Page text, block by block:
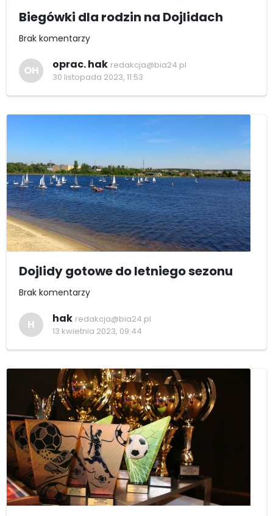
Biegówki dla rodzin na Dojlidach
Brak komentarzy
OH oprac. hak redakcja@bia24.pl
30 listopada 2023, 11:53
Dojlidy gotowe do letniego sezonu
Brak komentarzy
H hak redakcja@bia24.pl
13 kwietnia 2023, 09:44